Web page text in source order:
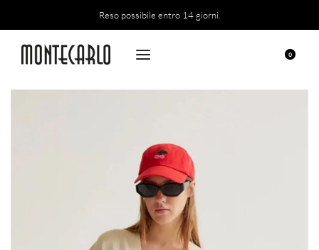
Reso possibile entro 14 giorni.
0